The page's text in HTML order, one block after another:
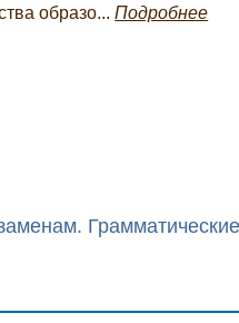
образо...Подробнее